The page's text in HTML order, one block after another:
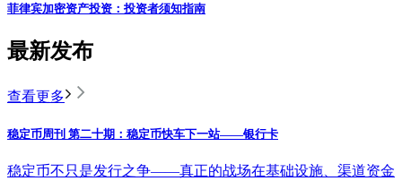
菲律宾加密资产投资：投资者须知指南
最新发布
查看更多
稳定币周刊 第二十期：稳定币快车下一站——银行卡
稳定币不只是发行之争——真正的战场在基础设施、渠道资金